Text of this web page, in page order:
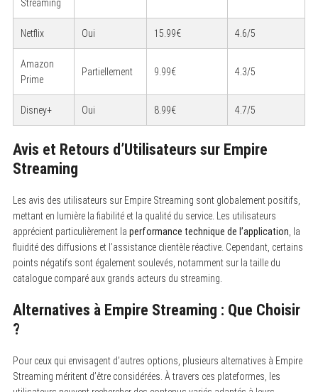
Streaming
Netflix Oui 15.99€ 4.6/5
Amazon
Prime
Partiellement 9.99€ 4.3/5
Disney+ Oui 8.99€ 4.7/5
Avis et Retours d’Utilisateurs sur Empire
Streaming
Les avis des utilisateurs sur Empire Streaming sont globalement positifs,
mettant en lumière la fiabilité et la qualité du service. Les utilisateurs
apprécient particulièrement la performance technique de l’application , la
fluidité des diffusions et l’assistance clientèle réactive. Cependant, certains
points négatifs sont également soulevés, notamment sur la taille du
catalogue comparé aux grands acteurs du streaming.
Alternatives à Empire Streaming : Que Choisir
?
Pour ceux qui envisagent d’autres options, plusieurs alternatives à Empire
Streaming méritent d’être considérées. À travers ces plateformes, les